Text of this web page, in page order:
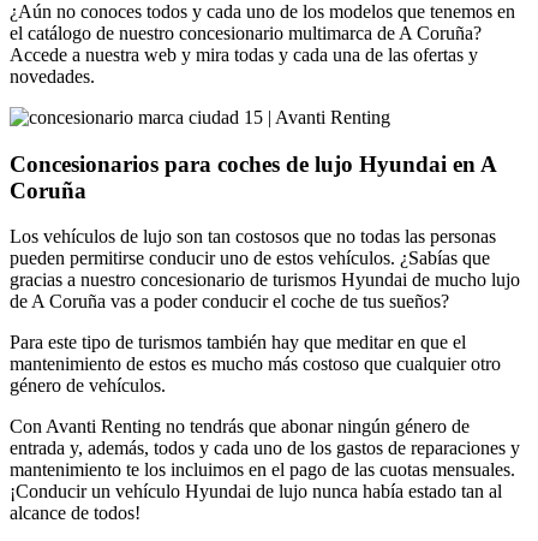
¿Aún no conoces todos y cada uno de los modelos que tenemos en
el catálogo de nuestro concesionario multimarca de A Coruña?
Accede a nuestra web y mira todas y cada una de las ofertas y
novedades.
Concesionarios para coches de lujo Hyundai en A
Coruña
Los vehículos de lujo son tan costosos que no todas las personas
pueden permitirse conducir uno de estos vehículos. ¿Sabías que
gracias a nuestro concesionario de turismos Hyundai de mucho lujo
de A Coruña vas a poder conducir el coche de tus sueños?
Para este tipo de turismos también hay que meditar en que el
mantenimiento de estos es mucho más costoso que cualquier otro
género de vehículos.
Con Avanti Renting no tendrás que abonar ningún género de
entrada y, además, todos y cada uno de los gastos de reparaciones y
mantenimiento te los incluimos en el pago de las cuotas mensuales.
¡Conducir un vehículo Hyundai de lujo nunca había estado tan al
alcance de todos!